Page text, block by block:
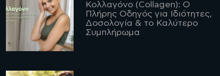
Κολλαγόνο (Collagen): Ο
Πλήρης Οδηγός για Ιδιότητες,
Δοσολογία & το Καλύτερο
Συμπλήρωμα